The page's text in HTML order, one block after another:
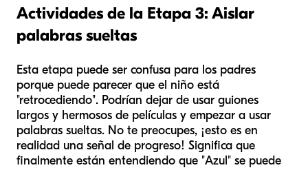
Actividades de la Etapa 3: Aislar
palabras sueltas
Esta etapa puede ser confusa para los padres
porque puede parecer que el niño está
"retrocediendo". Podrían dejar de usar guiones
largos y hermosos de películas y empezar a usar
palabras sueltas. No te preocupes, ¡esto es en
realidad una señal de progreso! Significa que
finalmente están entendiendo que "Azul" se puede